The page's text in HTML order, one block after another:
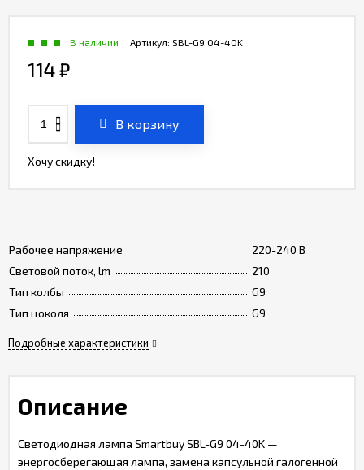
Рабочее напряжение
220-240 В
Световой поток, lm
210
Тип колбы
G9
Тип цоколя
G9
Подробные характеристики
Артикул: SBL-G9 04-40K
В наличии
114₽
В корзину
Хочу скидку!
Описание
Светодиодная лампа Smartbuy SBL-G9 04-40K —
энергосберегающая лампа, замена капсульной галогенной